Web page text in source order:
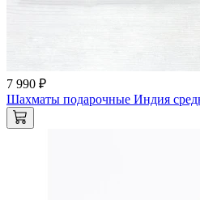
7 990 ₽
Шахматы подарочные Индия